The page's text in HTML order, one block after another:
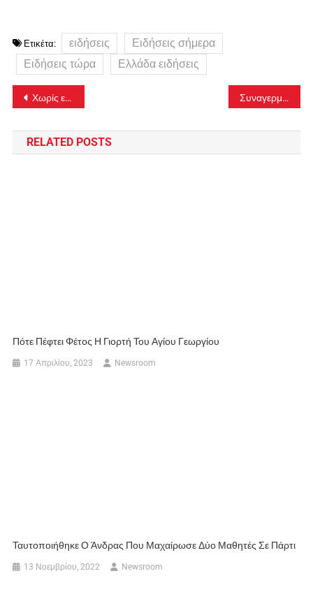
Ετικέτα: ειδήσεις
Ειδήσεις σήμερα
Ειδήσεις τώρα
Ελλάδα ειδήσεις
Πλοήγηση
άρθρων
Χωρίς ενεργό μέτωπο πλην του εργοστασίου ανακύκλωσης η φωτιά στο Ωραιόκαστρο – Επιχειρούν 160 πυροσβέστες, με 52 οχήματα Συναγερμός για ύποπτη βαλίτσα έξω από την πρεσβεία των ΗΠΑ – Διακοπή της κυκλοφορίας στη Βασιλίσσης Σοφίας
RELATED POSTS
Πότε Πέφτει Φέτος Η Γιορτή Του Αγίου Γεωργίου
17 Απριλίου, 2023 Newsroom
Ταυτοποιήθηκε Ο Άνδρας Που Μαχαίρωσε Δύο Μαθητές Σε Πάρτι
13 Νοεμβρίου, 2022 Newsroom